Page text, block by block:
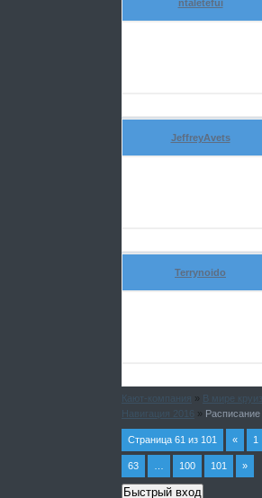
ntaletefui
JeffreyAvets
Terrynoido
Кают-компания » В мире
Навигация 2016 »
Страница 61 из 101 « 1
63 100 101 »